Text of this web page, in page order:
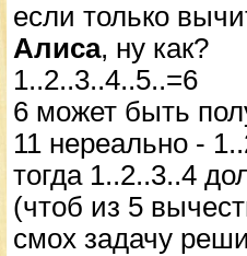
если только
Алиса, ну как?
1..2..3..4..5..=6
6 может быть
11 нереально -
тогда 1..2..3..4
(чтоб из 5
смох задачу